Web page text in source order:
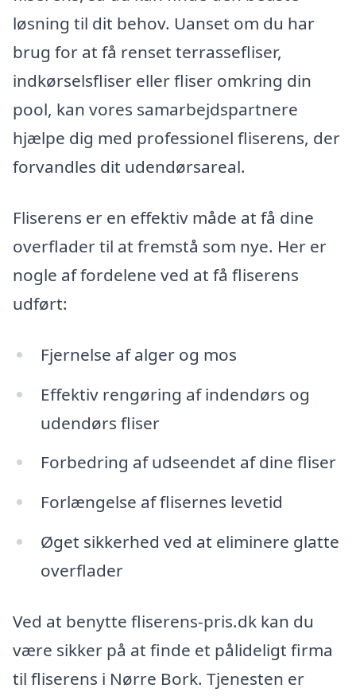
løsning til dit behov. Uanset om du har
brug for at få renset terrassefliser,
indkørselsfliser eller fliser omkring din
pool, kan vores samarbejdspartnere
hjælpe dig med professionel fliserens, der
forvandles dit udendørsareal.
Fliserens er en effektiv måde at få dine
overflader til at fremstå som nye. Her er
nogle af fordelene ved at få fliserens
udført:
Fjernelse af alger og mos
Effektiv rengøring af indendørs og
udendørs fliser
Forbedring af udseendet af dine fliser
Forlængelse af flisernes levetid
Øget sikkerhed ved at eliminere glatte
overflader
Ved at benytte fliserens-pris.dk kan du
være sikker på at finde et pålideligt firma
til fliserens i Nørre Bork. Tjenesten er